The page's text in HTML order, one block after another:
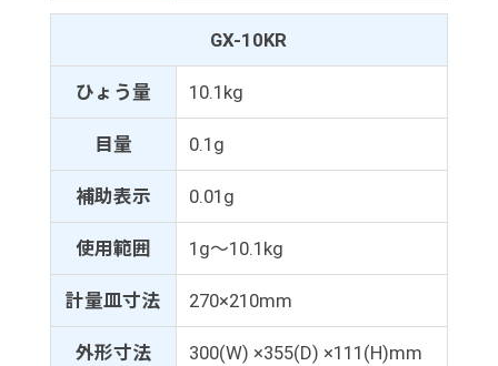
GX-10KR
ひょう量 10.1kg
目量 0.1g
補助表示 0.01g
使用範囲 1g～10.1kg
計量皿寸法 270×210mm
外形寸法 300(W) ×355(D) ×111(H)mm